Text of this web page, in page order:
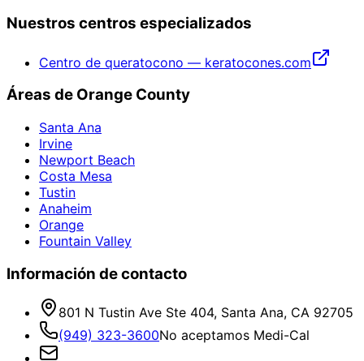
Nuestros centros especializados
Centro de queratocono — keratocones.com
Áreas de Orange County
Santa Ana
Irvine
Newport Beach
Costa Mesa
Tustin
Anaheim
Orange
Fountain Valley
Información de contacto
801 N Tustin Ave Ste 404, Santa Ana, CA 92705
(949) 323-3600No aceptamos Medi-Cal